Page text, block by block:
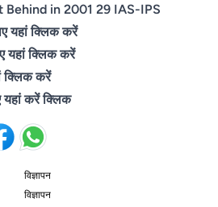
Behind in 2001 29 IAS-IPS
यहां क्लिक करें
यहां क्लिक करें
क्लिक करें
करें क्लिक
विज्ञापन
विज्ञापन